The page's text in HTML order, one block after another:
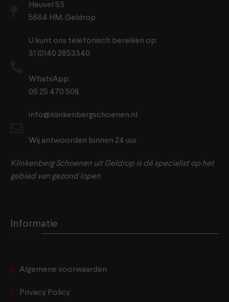
Heuvel 53
5664 HM, Geldrop
U kunt ons telefonisch bereiken op:
31 (0)40 2853340
WhatsApp:
06 25 470 508
info@klinkenbergschoenen.nl
Wij antwoorden binnen 24 uur
Klinkenberg Schoenen uit Geldrop is dé specialist op het
gebied van gezond lopen
Informatie
Algemene voorwaarden
Privacy Policy